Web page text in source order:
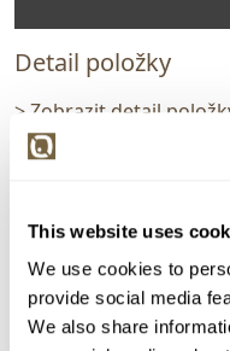
This website uses
We use cookies to
provide social media
We also share
Detail položky
> Zobrazit detail
VYDRAŽENO
Jaroslav
141601. Kompletní